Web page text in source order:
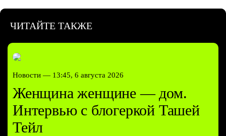
ЧИТАЙТЕ ТАКЖЕ
Новости — 13:45, 6 августа 2026
Женщина женщине — дом.
Интервью с блогеркой Ташей
Тейл